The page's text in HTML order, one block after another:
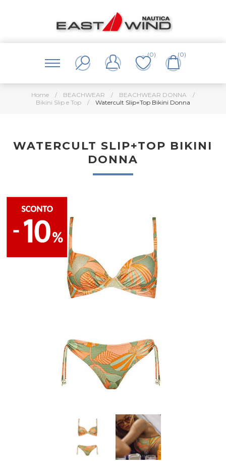
(0) (0)
Home / BEACHWEAR / BEACHWEAR DONNA
/
Bikini Slip e Top
/ Watercult Slip+Top Bikini Donna
WATERCULT SLIP+TOP BIKINI
DONNA